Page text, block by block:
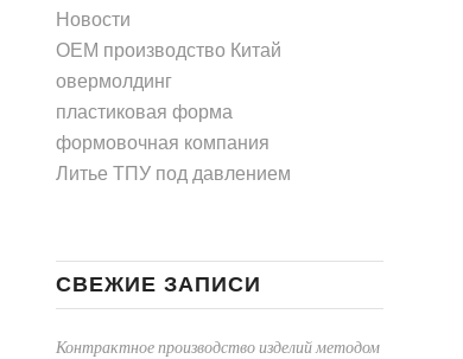
Новости
OEM производство Китай
овермолдинг
пластиковая форма
формовочная компания
Литье ТПУ под давлением
СВЕЖИЕ ЗАПИСИ
Контрактное производство изделий методом